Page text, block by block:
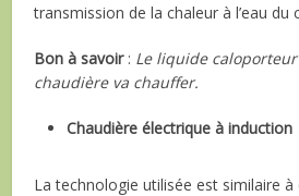
transmission de la chaleur à l’eau du
Bon à savoir: Le liquide
chaudière va chauffer.
Chaudière électrique à induction
La technologie utilisée est similaire à